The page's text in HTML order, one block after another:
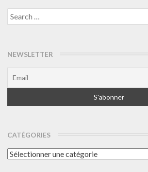
Search
for:
NEWSLETTER
CATÉGORIES
Catégories